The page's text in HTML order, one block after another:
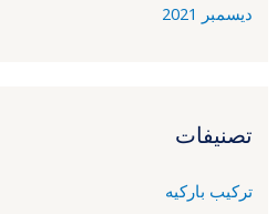
ديسمبر 2021
تصنيفات
تركيب باركيه